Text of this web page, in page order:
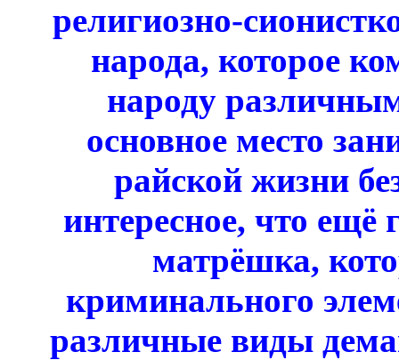
религиозно-
народа, которое
народу
основное место
райской жизни
интересное, что ещё
матрёшка,
криминального
различные виды